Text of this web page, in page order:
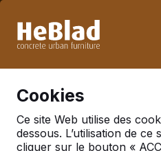
semaine 31 à la semaine 33.
délais de
Cookies
Ce site Web utilise des
dessous. L’utilisation de ce
cliquer sur le bouton «
Actualités